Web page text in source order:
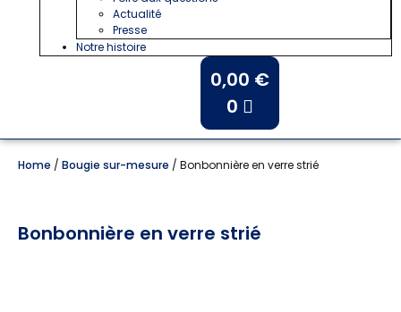
Actualité
Presse
Notre histoire
0,00 €
0
Home / Bougie sur-mesure / Bonbonnière en verre strié
Bonbonnière en verre strié